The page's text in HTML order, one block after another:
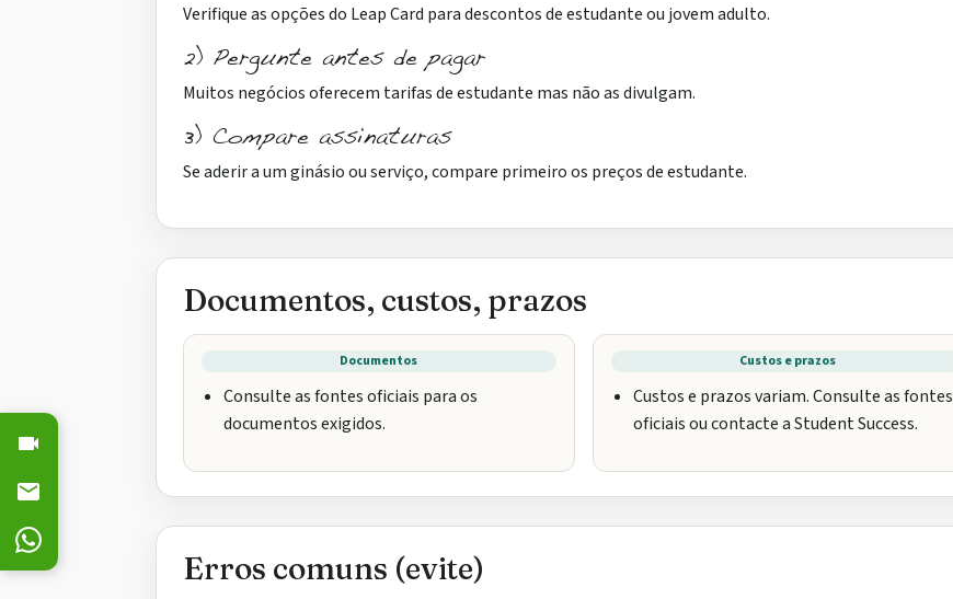
Verifique as opções do Leap Card para descontos de estudante ou jovem adulto.
2) Pergunte antes de pagar
Muitos negócios oferecem tarifas de estudante mas não as divulgam.
3) Compare assinaturas
Se aderir a um ginásio ou serviço, compare primeiro os preços de estudante.
Documentos, custos, prazos
Documentos
Consulte as fontes oficiais para os
documentos exigidos.
Custos e prazos
Custos e prazos variam. Consulte as fontes
oficiais ou contacte a Student Success.
Erros comuns (evite)